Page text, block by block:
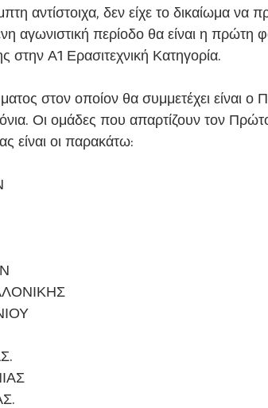
αντίστοιχα, δεν είχε το δικαίωμα να
αγωνιστική περίοδο θα είναι η
στην Α1 Ερασιτεχνική Κατηγορία.
στον οποίον θα συμμετέχει είναι
Οι ομάδες που απαρτίζουν τον
είναι οι παρακάτω: